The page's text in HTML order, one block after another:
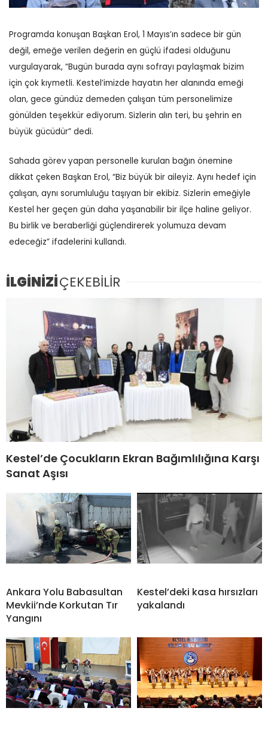
Programda konuşan Başkan Erol, 1 Mayıs’ın sadece bir gün
değil, emeğe verilen değerin en güçlü ifadesi olduğunu
vurgulayarak, “Bugün burada aynı sofrayı paylaşmak bizim
için çok kıymetli. Kestel’imizde hayatın her alanında emeği
olan, gece gündüz demeden çalışan tüm personelimize
gönülden teşekkür ediyorum. Sizlerin alın teri, bu şehrin en
büyük gücüdür” dedi.
Sahada görev yapan personelle kurulan bağın önemine
dikkat çeken Başkan Erol, “Biz büyük bir aileyiz. Aynı hedef için
çalışan, aynı sorumluluğu taşıyan bir ekibiz. Sizlerin emeğiyle
Kestel her geçen gün daha yaşanabilir bir ilçe haline geliyor.
Bu birlik ve beraberliği güçlendirerek yolumuza devam
edeceğiz” ifadelerini kullandı.
İLGİNİZİÇEKEBİLİR
Kestel’de Çocukların Ekran Bağımlılığına Karşı
Sanat Aşısı
Ankara Yolu Babasultan
Mevkii’nde Korkutan Tır
Yangını
Kestel’deki kasa hırsızları
yakalandı